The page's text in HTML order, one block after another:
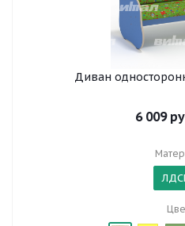
Диван
6 009